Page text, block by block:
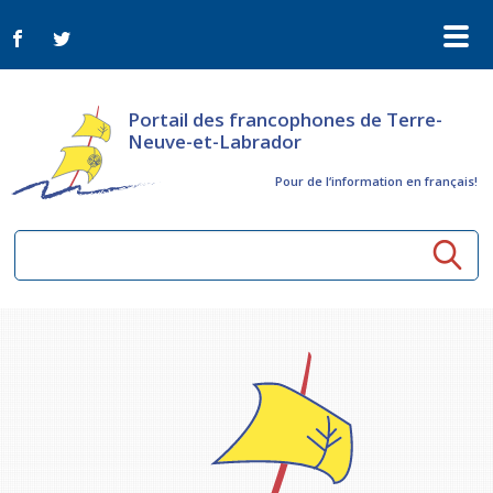
Portail des francophones de Terre-
Neuve-et-Labrador
Pour de l‘information en français!
Appels d'offres du secteur culturel
Plan de Développement Global
Bulletin Le FrancoTNL